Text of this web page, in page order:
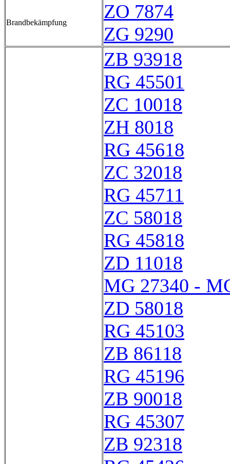
Brandbekämpfung
ZO 7874
ZG 9290
ZB 93918
RG 45501
ZC 10018
ZH 8018
RG 45618
ZC 32018
RG 45711
ZC 58018
RG 45818
ZD 11018
MG 27340 -
ZD 58018
RG 45103
ZB 86118
RG 45196
ZB 90018
RG 45307
ZB 92318